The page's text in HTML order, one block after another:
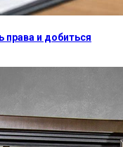
права и добиться